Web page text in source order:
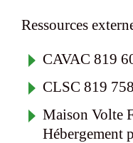
Ressources
CAVAC 819
CLSC 819
Maison Volte
Hébergement